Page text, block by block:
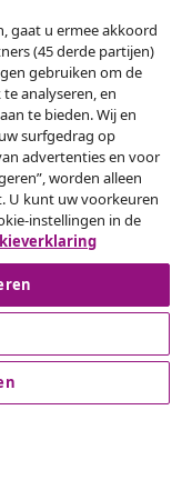
gaat u ermee akkoord
(45 derde partijen)
gebruiken om de
analyseren, en
te bieden. Wij en
surfgedrag op
advertenties en voor
worden alleen
U kunt uw voorkeuren
instellingen in de